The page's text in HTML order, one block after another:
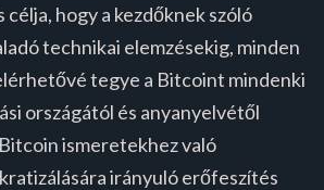
célja, hogy a kezdőknek szóló
technikai elemzésekig, minden
tegye a Bitcoint mindenki
országától és anyanyelvétől
ismeretekhez való
irányuló erőfeszítés